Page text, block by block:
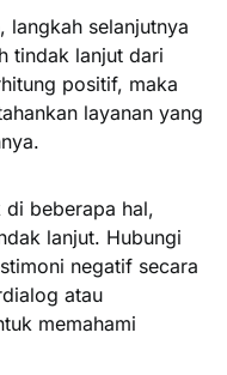
langkah selanjutnya
tindak lanjut dari
positif, maka
layanan yang
di beberapa hal,
lanjut. Hubungi
negatif secara
atau
memahami